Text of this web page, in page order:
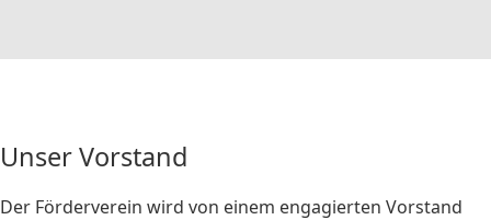
Unser Vorstand
Der Förderverein wird von einem engagierten Vorstand